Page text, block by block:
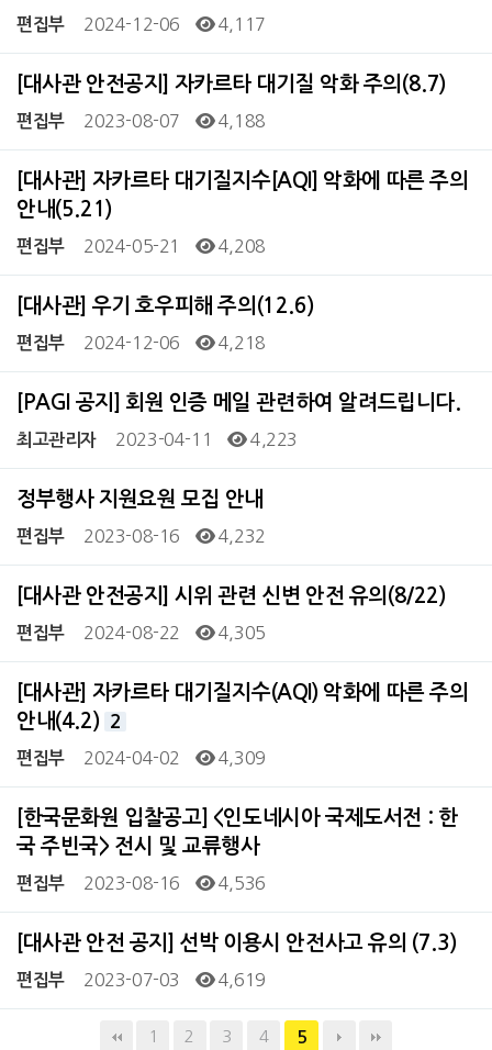
편집부 2024-12-06 4,117
[대사관 안전공지] 자카르타 대기질 악화 주의(8.7)
편집부 2023-08-07 4,188
[대사관] 자카르타 대기질지수[AQI] 악화에 따른 주의
안내(5.21)
편집부 2024-05-21 4,208
[대사관] 우기 호우피해 주의(12.6)
편집부 2024-12-06 4,218
[PAGI 공지] 회원 인증 메일 관련하여 알려드립니다.
최고관리자 2023-04-11 4,223
정부행사 지원요원 모집 안내
편집부 2023-08-16 4,232
[대사관 안전공지] 시위 관련 신변 안전 유의(8/22)
편집부 2024-08-22 4,305
[대사관] 자카르타 대기질지수(AQI) 악화에 따른 주의
안내(4.2)
2
편집부 2024-04-02 4,309
[한국문화원 입찰공고] <인도네시아 국제도서전 : 한
국 주빈국> 전시 및 교류행사
편집부 2023-08-16 4,536
[대사관 안전 공지] 선박 이용시 안전사고 유의 (7.3)
편집부 2023-07-03 4,619
1 2 3 4 5